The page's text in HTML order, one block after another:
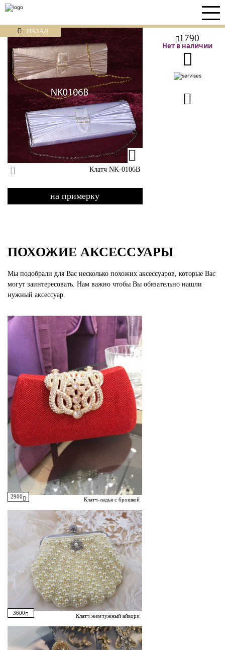
НАЗАД
1790
Нет в наличии
Клатч NK-0106В
на примерку
ПОХОЖИЕ АКСЕССУАРЫ
Мы подобрали для Вас несколько похожих аксессуаров, которые Вас
могут заинтересовать. Нам важно чтобы Вы обязательно нашли
нужный аксессуар.
2900 Клатч-ладья с брошкой
3600 Клатч жемчужный айвори